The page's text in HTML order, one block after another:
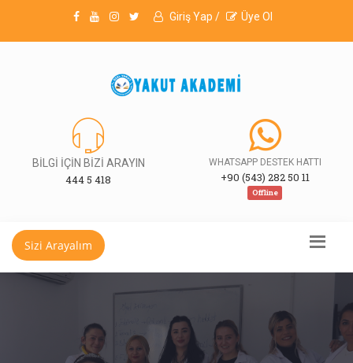
Giriş Yap / Üye Ol
BİLGİ İÇİN BİZİ ARAYIN
444 5 418
WHATSAPP DESTEK HATTI
+90 (543) 282 50 11
Offline
Sizi Arayalım